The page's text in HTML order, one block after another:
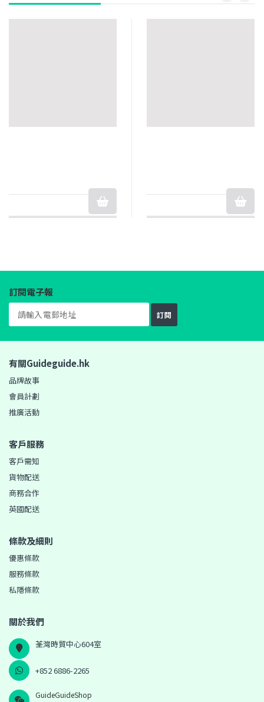
訂閱電子報
訂閱
有關Guideguide.hk
品牌故事
會員計劃
推廣活動
客戶服務
客戶需知
貨物配送
商務合作
英國配送
條款及細則
優惠條款
服務條款
私隱條款
關於我們
荃灣時貿中心604室
+852 6886-2265
GuideGuideShop